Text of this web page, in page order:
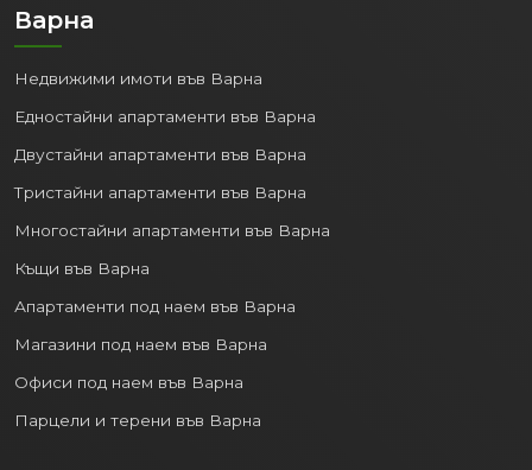
Варна
Недвижими имоти във Варна
Едностайни апартаменти във Варна
Двустайни апартаменти във Варна
Тристайни апартаменти във Варна
Многостайни апартаменти във Варна
Къщи във Варна
Апартаменти под наем във Варна
Магазини под наем във Варна
Офиси под наем във Варна
Парцели и терени във Варна